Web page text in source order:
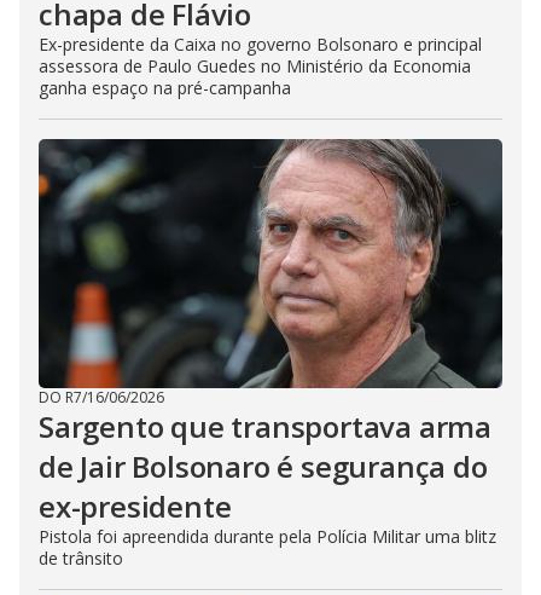
chapa de Flávio
Ex-presidente da Caixa no governo Bolsonaro e principal
assessora de Paulo Guedes no Ministério da Economia
ganha espaço na pré-campanha
DO R7/16/06/2026
Sargento que transportava arma
de Jair Bolsonaro é segurança do
ex-presidente
Pistola foi apreendida durante pela Polícia Militar uma blitz
de trânsito